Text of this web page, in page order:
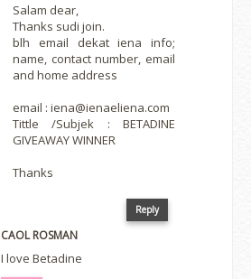
Salam dear,
Thanks sudi join.
blh email dekat iena info;
name, contact number, email
and home address
email : iena@ienaeliena.com
Tittle /Subjek : BETADINE
GIVEAWAY WINNER
Thanks
Reply
CAOL ROSMAN
I love Betadine